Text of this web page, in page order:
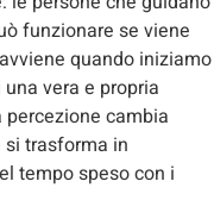
funzionare se viene
quando iniziamo
vera e propria
cambia
trasforma in
tempo speso con i